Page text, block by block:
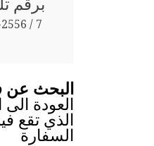
برقم
/ 7
البحث عن
العودة
الذي تقع
السفارة